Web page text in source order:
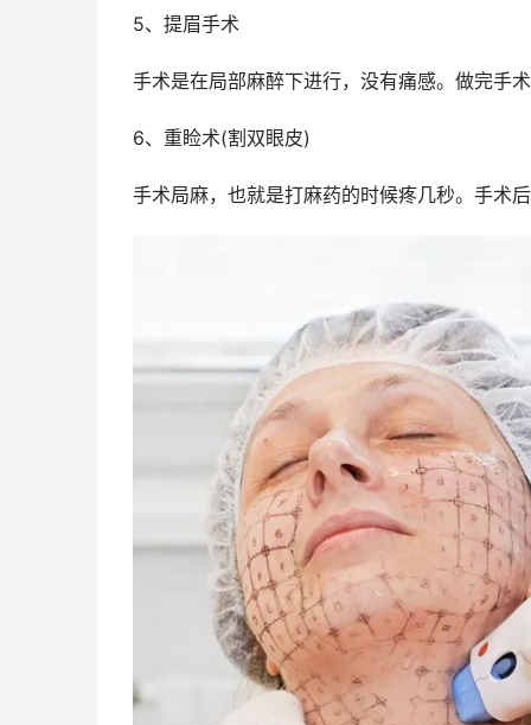
5、提眉手术
手术是在局部麻醉下进行，没有痛感。做完手
6、重睑术(割双眼皮)
手术局麻，也就是打麻药的时候疼几秒。手术